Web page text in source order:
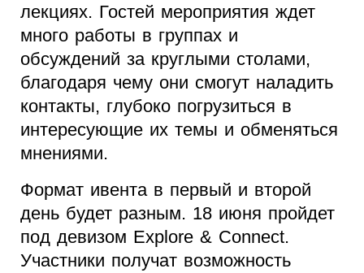
лекциях. Гостей мероприятия ждет
много работы в группах и
обсуждений за круглыми столами,
благодаря чему они смогут наладить
контакты, глубоко погрузиться в
интересующие их темы и обменяться
мнениями.
Формат ивента в первый и второй
день будет разным. 18 июня пройдет
под девизом Explore & Connect.
Участники получат возможность